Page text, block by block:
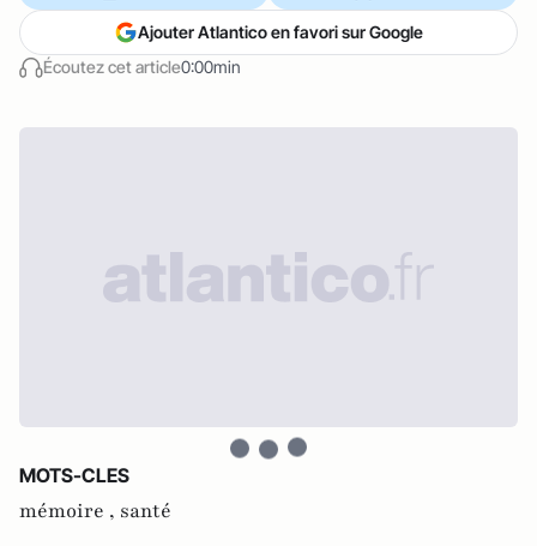
Écoutez cet article0:00min
Ajouter Atlantico en favori sur Google
MOTS-CLES
mémoire , santé